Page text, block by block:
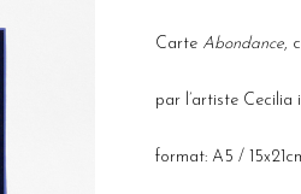
Carte Abondance,
par l’artiste Cecilia
format: A5 /